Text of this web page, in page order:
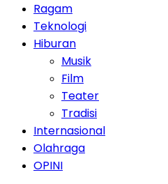
Ragam
Teknologi
Hiburan
Musik
Film
Teater
Tradisi
Internasional
Olahraga
OPINI